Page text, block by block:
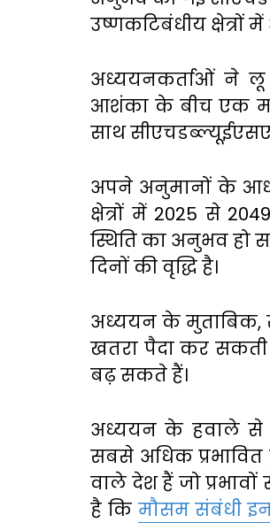
उष्णकटिबंधीय क्षेत्रों
अध्ययनकर्ताओं ने लू
आशंका के बीच एक
साथ
अपने अनुमानों के
क्षेत्रों में 2025 से
स्थिति का अनुभव हो
दिनों की वृद्धि है।
अध्ययन के मुताबिक,
खतरा पैदा कर
बढ़ सकते हैं।
अध्ययन के हवाले से
सबसे अधिक
वाले देश हैं जो
है कि मौसम संबंधी